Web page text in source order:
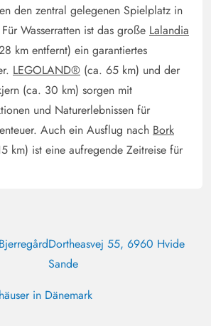
den zentral gelegenen Spielplatz in
Wasserratten ist das große Lalandia
km entfernt) ein garantiertes
LEGOLAND® (ca. 65 km) und der
(ca. 30 km) sorgen mit
und Naturerlebnissen für
Auch ein Ausflug nach Bork
km) ist eine aufregende Zeitreise für
BjerregårdDortheasvej 55, 6960 Hvide
Sande
in Dänemark